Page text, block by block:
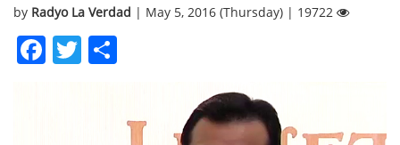
by Radyo La Verdad | May 5, 2016 (Thursday) | 19722
Facebook
Twitter